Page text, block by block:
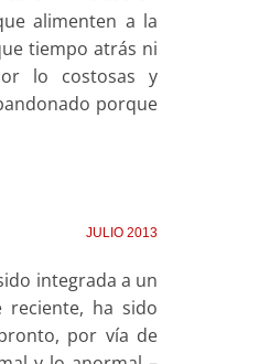
alimenten a la
tiempo atrás ni
lo costosas y
porque
JULIO 2013
integrada a un
reciente, ha sido
por vía de